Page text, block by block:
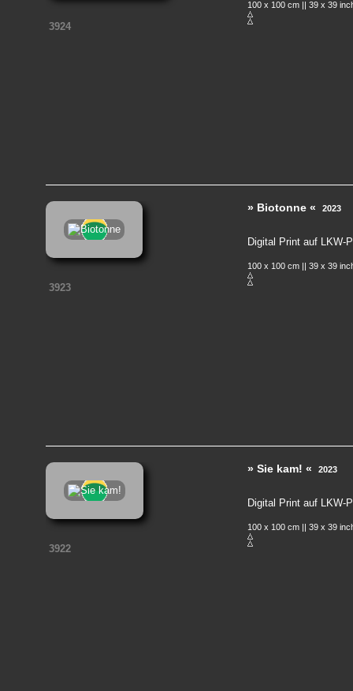
3924
100 x 100 cm || 39 x 39
3923
» Biotonne « 2023
Digital Print auf LKW-
100 x 100 cm || 39 x 39
3922
» Sie kam! « 2023
Digital Print auf LKW-
100 x 100 cm || 39 x 39